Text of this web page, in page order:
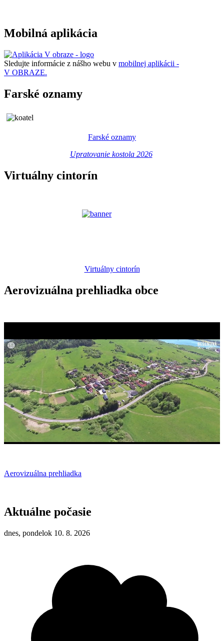
Mobilná aplikácia
Sledujte informácie z nášho webu v mobilnej aplikácii -
V OBRAZE.
Farské oznamy
Farské oznamy
Upratovanie kostola 2026
Virtuálny cintorín
Virtuálny cintorín
Aerovizuálna prehliadka obce
Aerovizuálna prehliadka
Aktuálne počasie
dnes, pondelok 10. 8. 2026